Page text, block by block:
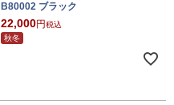
B80002 ブラック
22,000
税込
秋冬